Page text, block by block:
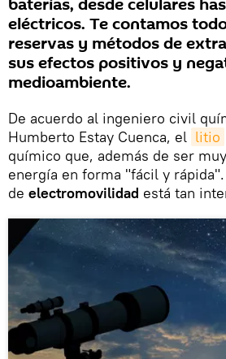
baterías, desde celulares
eléctricos. Te contamos
reservas y métodos de
sus efectos positivos y
medioambiente.
De acuerdo al ingeniero civil
Humberto Estay Cuenca, el litio
químico que, además de ser
energía en forma "fácil y
de electromovilidad está tan